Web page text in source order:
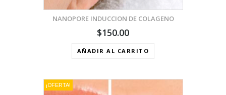
NANOPORE INDUCCION DE COLAGENO
$150.00
AÑADIR AL CARRITO
¡OFERTA!